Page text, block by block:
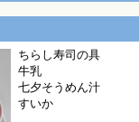
ちらし寿
牛乳
七夕そうめん汁
すいか